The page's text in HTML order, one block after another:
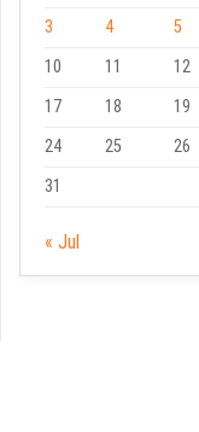
3
4 5
10
11 12
17
18 19
24
25 26
31
« Jul